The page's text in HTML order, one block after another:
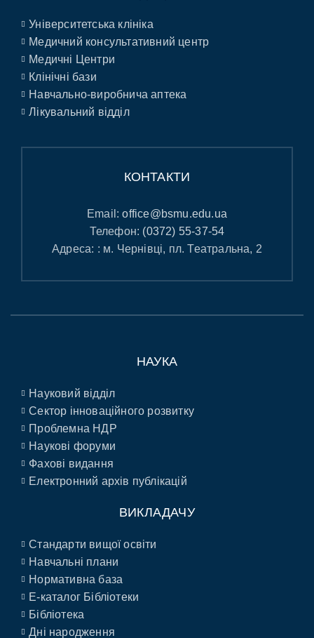
Університетська клініка
Медичний консультативний центр
Медичні Центри
Клінічні бази
Навчально-виробнича аптека
Лікувальний відділ
КОНТАКТИ
Email:office@bsmu.edu.ua
Телефон: (0372) 55-37-54
Адреса: : м. Чернівці, пл. Театральна, 2
НАУКА
Науковий відділ
Сектор інноваційного розвитку
Проблемна НДР
Наукові форуми
Фахові видання
Електронний архів публікацій
ВИКЛАДАЧУ
Стандарти вищої освіти
Навчальні плани
Нормативна база
E-каталог Бібліотеки
Бібліотека
Дні народження